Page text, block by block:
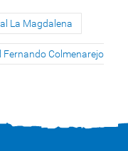
La Magdalena
Fernando Colmenarejo